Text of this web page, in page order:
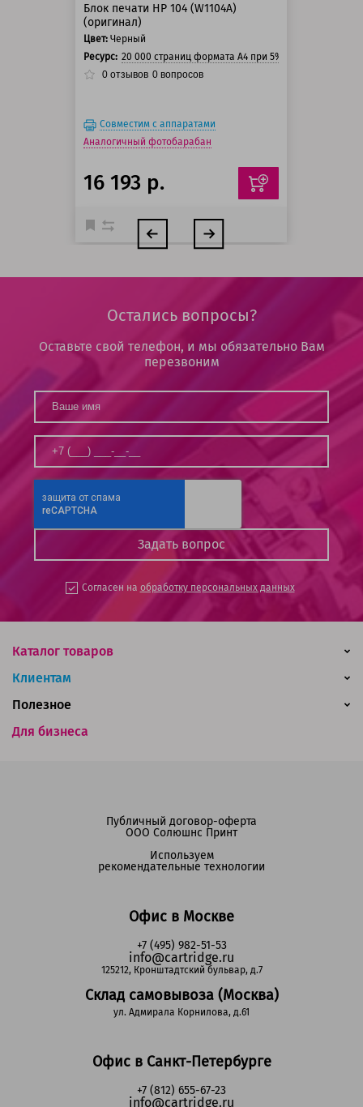
Блок печати HP 104 (W1104A)
(оригинал)
Цвет: Черный
Ресурс: 20 000 страниц формата А4 при 5% заполнении
0 отзывов 0 вопросов
Совместим с аппаратами
Аналогичный фотобарабан
16 193 р.
Остались вопросы?
Оставьте свой телефон, и мы обязательно Вам
перезвоним
Согласен на обработку персональных данных
Каталог товаров
Клиентам
Для бизнеса
Полезное
Офис в Москве
+7 (495) 982-51-53
info@cartridge.ru
125212, Кронштадтский бульвар, д.7
Склад самовывоза (Москва)
ул. Адмирала Корнилова, д.61
Офис в Санкт-Петербурге
+7 (812) 655-67-23
info@cartridge.ru
Публичный договор-оферта
ООО Солюшнс Принт
Используем
рекомендательные технологии